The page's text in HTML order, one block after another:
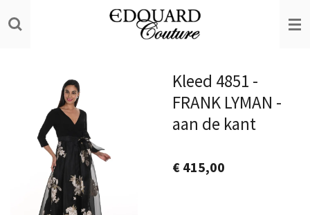
direct
hoofdinhoud
Kleed 4851 -
FRANK LYMAN -
aan de kant
€ 415,00